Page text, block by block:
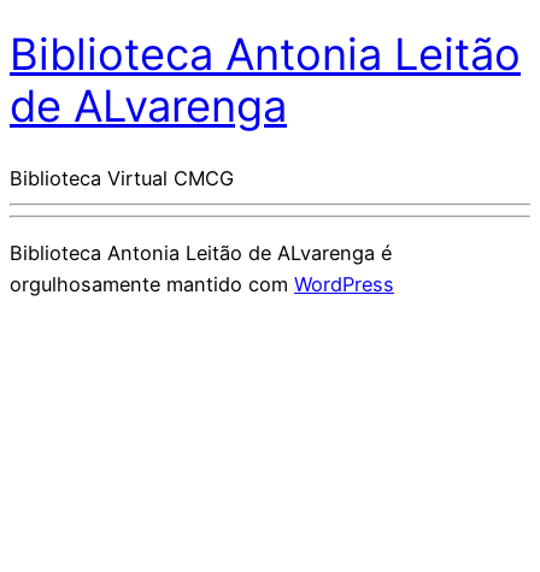
Biblioteca Antonia Leitão
de ALvarenga
Biblioteca Virtual CMCG
Biblioteca Antonia Leitão de ALvarenga é
orgulhosamente mantido com WordPress